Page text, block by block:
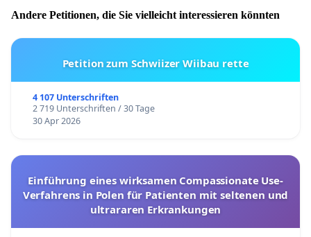
Andere Petitionen, die Sie vielleicht interessieren könnten
Petition zum Schwiizer Wiibau rette
4 107 Unterschriften
2 719 Unterschriften / 30 Tage
30 Apr 2026
Einführung eines wirksamen Compassionate Use-
Verfahrens in Polen für Patienten mit seltenen und
ultrararen Erkrankungen